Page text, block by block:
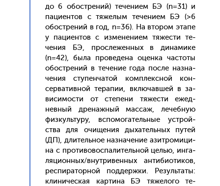
до 6 обос­тре­ний) те­чени­ем БЭ (n=31) и
па­ци­ен­тов с тя­желым те­чени­ем БЭ (>6
обос­тре­ний в год, n=36). На вто­ром эта­пе
у па­ци­ен­тов c из­ме­нени­ем тя­жес­ти те­
чения БЭ, прос­ле­жен­ных в ди­нами­ке
(n=42), бы­ла про­веде­на оцен­ка час­то­ты
обос­тре­ний в те­чение го­да пос­ле наз­на­
чения сту­пен­ча­той ком­плексной кон­
серва­тив­ной те­рапии, вклю­чав­шей в за­
виси­мос­ти от сте­пени тя­жес­ти ежед­
невный дре­наж­ный мас­саж, ле­чеб­ную
физ­куль­ту­ру, вспо­мога­тель­ные ус­трой­
ства для очи­щения ды­хатель­ных пу­тей
(ДП), дли­тель­ное наз­на­чение азит­ро­мици­
на с про­тиво­вос­па­литель­ной целью, ин­га­
ляци­он­ных/внут­ри­вен­ных ан­ти­би­оти­ков,
рес­пи­ратор­ной под­дер­жки. Ре­зуль­та­ты:
кли­ничес­кая кар­ти­на БЭ тя­жело­го те­